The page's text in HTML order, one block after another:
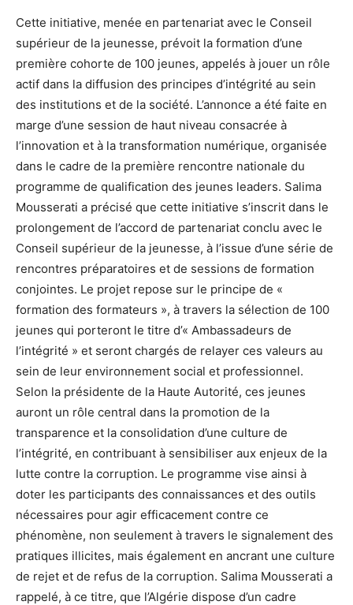
Cette initiative, menée en partenariat avec le Conseil
supérieur de la jeunesse, prévoit la formation d’une
première cohorte de 100 jeunes, appelés à jouer un rôle
actif dans la diffusion des principes d’intégrité au sein
des institutions et de la société. L’annonce a été faite en
marge d’une session de haut niveau consacrée à
l’innovation et à la transformation numérique, organisée
dans le cadre de la première rencontre nationale du
programme de qualification des jeunes leaders. Salima
Mousserati a précisé que cette initiative s’inscrit dans le
prolongement de l’accord de partenariat conclu avec le
Conseil supérieur de la jeunesse, à l’issue d’une série de
rencontres préparatoires et de sessions de formation
conjointes. Le projet repose sur le principe de «
formation des formateurs », à travers la sélection de 100
jeunes qui porteront le titre d’« Ambassadeurs de
l’intégrité » et seront chargés de relayer ces valeurs au
sein de leur environnement social et professionnel.
Selon la présidente de la Haute Autorité, ces jeunes
auront un rôle central dans la promotion de la
transparence et la consolidation d’une culture de
l’intégrité, en contribuant à sensibiliser aux enjeux de la
lutte contre la corruption. Le programme vise ainsi à
doter les participants des connaissances et des outils
nécessaires pour agir efficacement contre ce
phénomène, non seulement à travers le signalement des
pratiques illicites, mais également en ancrant une culture
de rejet et de refus de la corruption. Salima Mousserati a
rappelé, à ce titre, que l’Algérie dispose d’un cadre